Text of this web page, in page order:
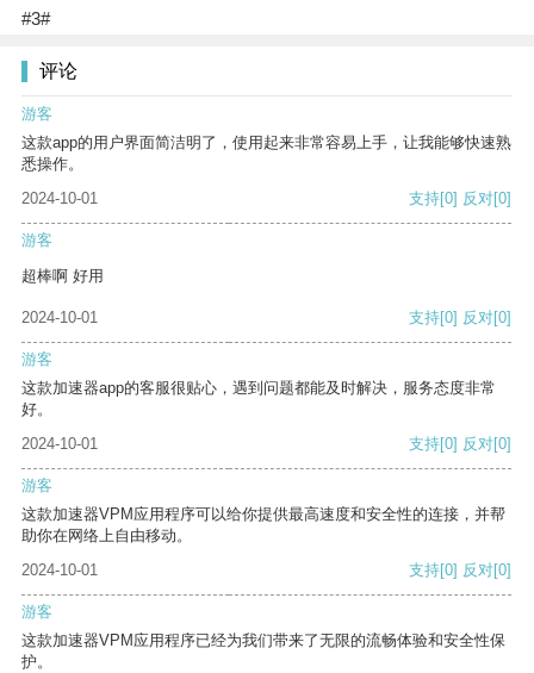
#3#
评论
游客
这款app的用户界面简洁明了，使用起来非常容易上手，让我能够快速熟
悉操作。
2024-10-01
支持[0] 反对[0]
游客
超棒啊 好用
2024-10-01 支持[0] 反对[0]
游客
这款加速器app的客服很贴心，遇到问题都能及时解决，服务态度非常
好。
2024-10-01
支持[0] 反对[0]
游客
这款加速器VPM应用程序可以给你提供最高速度和安全性的连接，并帮
助你在网络上自由移动。
2024-10-01
支持[0] 反对[0]
游客
这款加速器VPM应用程序已经为我们带来了无限的流畅体验和安全性保
护。